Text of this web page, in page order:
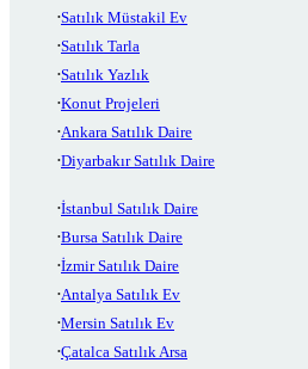
Satılık Müstakil Ev
Satılık Tarla
Satılık Yazlık
Konut Projeleri
Ankara Satılık Daire
Diyarbakır Satılık Daire
İstanbul Satılık Daire
Bursa Satılık Daire
İzmir Satılık Daire
Antalya Satılık Ev
Mersin Satılık Ev
Çatalca Satılık Arsa